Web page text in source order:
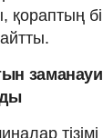
қораптың
заманауи